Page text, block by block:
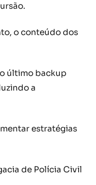
o conteúdo dos
último backup
a
estratégias
de Polícia Civil